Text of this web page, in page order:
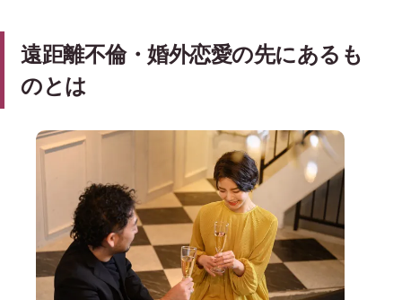
遠距離不倫・婚外恋愛の先にあるも
のとは